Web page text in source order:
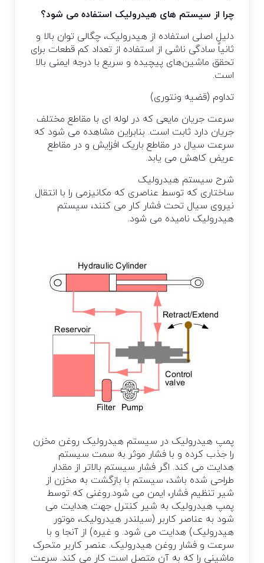
چرا از سیستم های هیدرولیک استفاده می شود؟
دلیل اصلی استفاده از هیدرولیک، چگالی توان بالا و
ثانیاً سادگی ناشی از استفاده از تعداد کم قطعات برای
تحقق ماشین‌های پیچیده و سریع با درجه ایمنی بالا
است.
تداوم (قضیه ونتوری)
سرعت جریان مایعی که در لوله ای با مقاطع مختلف
جریان دارد ثابت است. بنابراین مشاهده می شود که
سرعت سیال در مقاطع باریک افزایش و در مقاطع
عریض کاهش می یابد.
شرح سیستم هیدرولیک
ساختاری که توسط عناصری که مکانیزمی را با انتقال
نیروی سیال تحت فشار کار می کنند، سیستم
هیدرولیک نامیده می شود.
پمپ هیدرولیک در سیستم هیدرولیک روغن مخزن
را جذب کرده و با فشار موثر به سمت سیستم
هدایت می کند. اگر فشار سیستم بالاتر از مقدار
طراحی شده باشد، سیستم با بازگشت به مخزن از
شیر تنظیم فشار، ایمن می شود.روغنی که توسط
پمپ هیدرولیک به شیر کنترل جهت هدایت می
شود به عناصر کاربر (سیلندر هیدرولیک، موتور
هیدرولیک) هدایت می شود. و غیره) از آنجا و با
سرعت و فشار روغن هیدرولیک. عنصر کاربر متحرک
ماشینی را که به آن متصل است کار می کند. سرعت